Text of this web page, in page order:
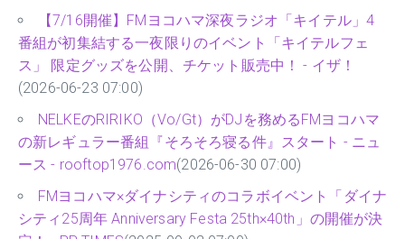
【7/16開催】FMヨコハマ深夜ラジオ「キイテル」4
番組が初集結する一夜限りのイベント「キイテルフェ
ス」 限定グッズを公開、チケット販売中！ - イザ！
(2026-06-23 07:00)
NELKEのRIRIKO（Vo/Gt）がDJを務めるFMヨコハマ
の新レギュラー番組『そろそろ寝る件』スタート - ニュ
ース - rooftop1976.com(2026-06-30 07:00)
FMヨコハマ×ダイナシティのコラボイベント「ダイナ
シティ25周年 Anniversary Festa 25th×40th」の開催が決